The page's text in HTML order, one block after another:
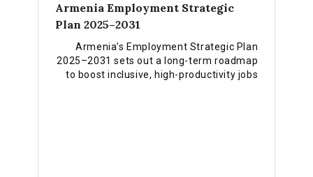
Armenia Employment Strategic
Plan 2025–2031
Armenia’s Employment Strategic Plan
2025–2031 sets out a long-term roadmap
to boost inclusive, high-productivity jobs